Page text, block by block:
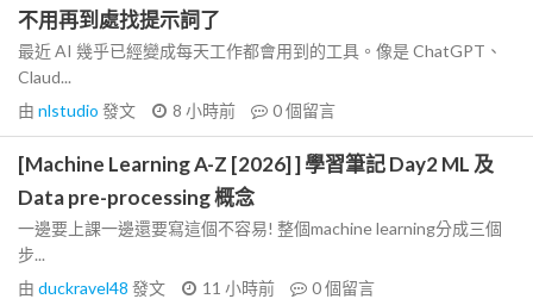
不用再到處找提示詞了
最近 AI 幾乎已經變成每天工作都會用到的工具。像是 ChatGPT、
Claud...
由 nlstudio 發文 8 小時前 0個留言
[Machine Learning A-Z [2026] ] 學習筆記 Day2 ML 及
Data pre-processing 概念
一邊要上課一邊還要寫這個不容易! 整個machine learning分成三個
步...
由 duckravel48 發文 11 小時前 0個留言